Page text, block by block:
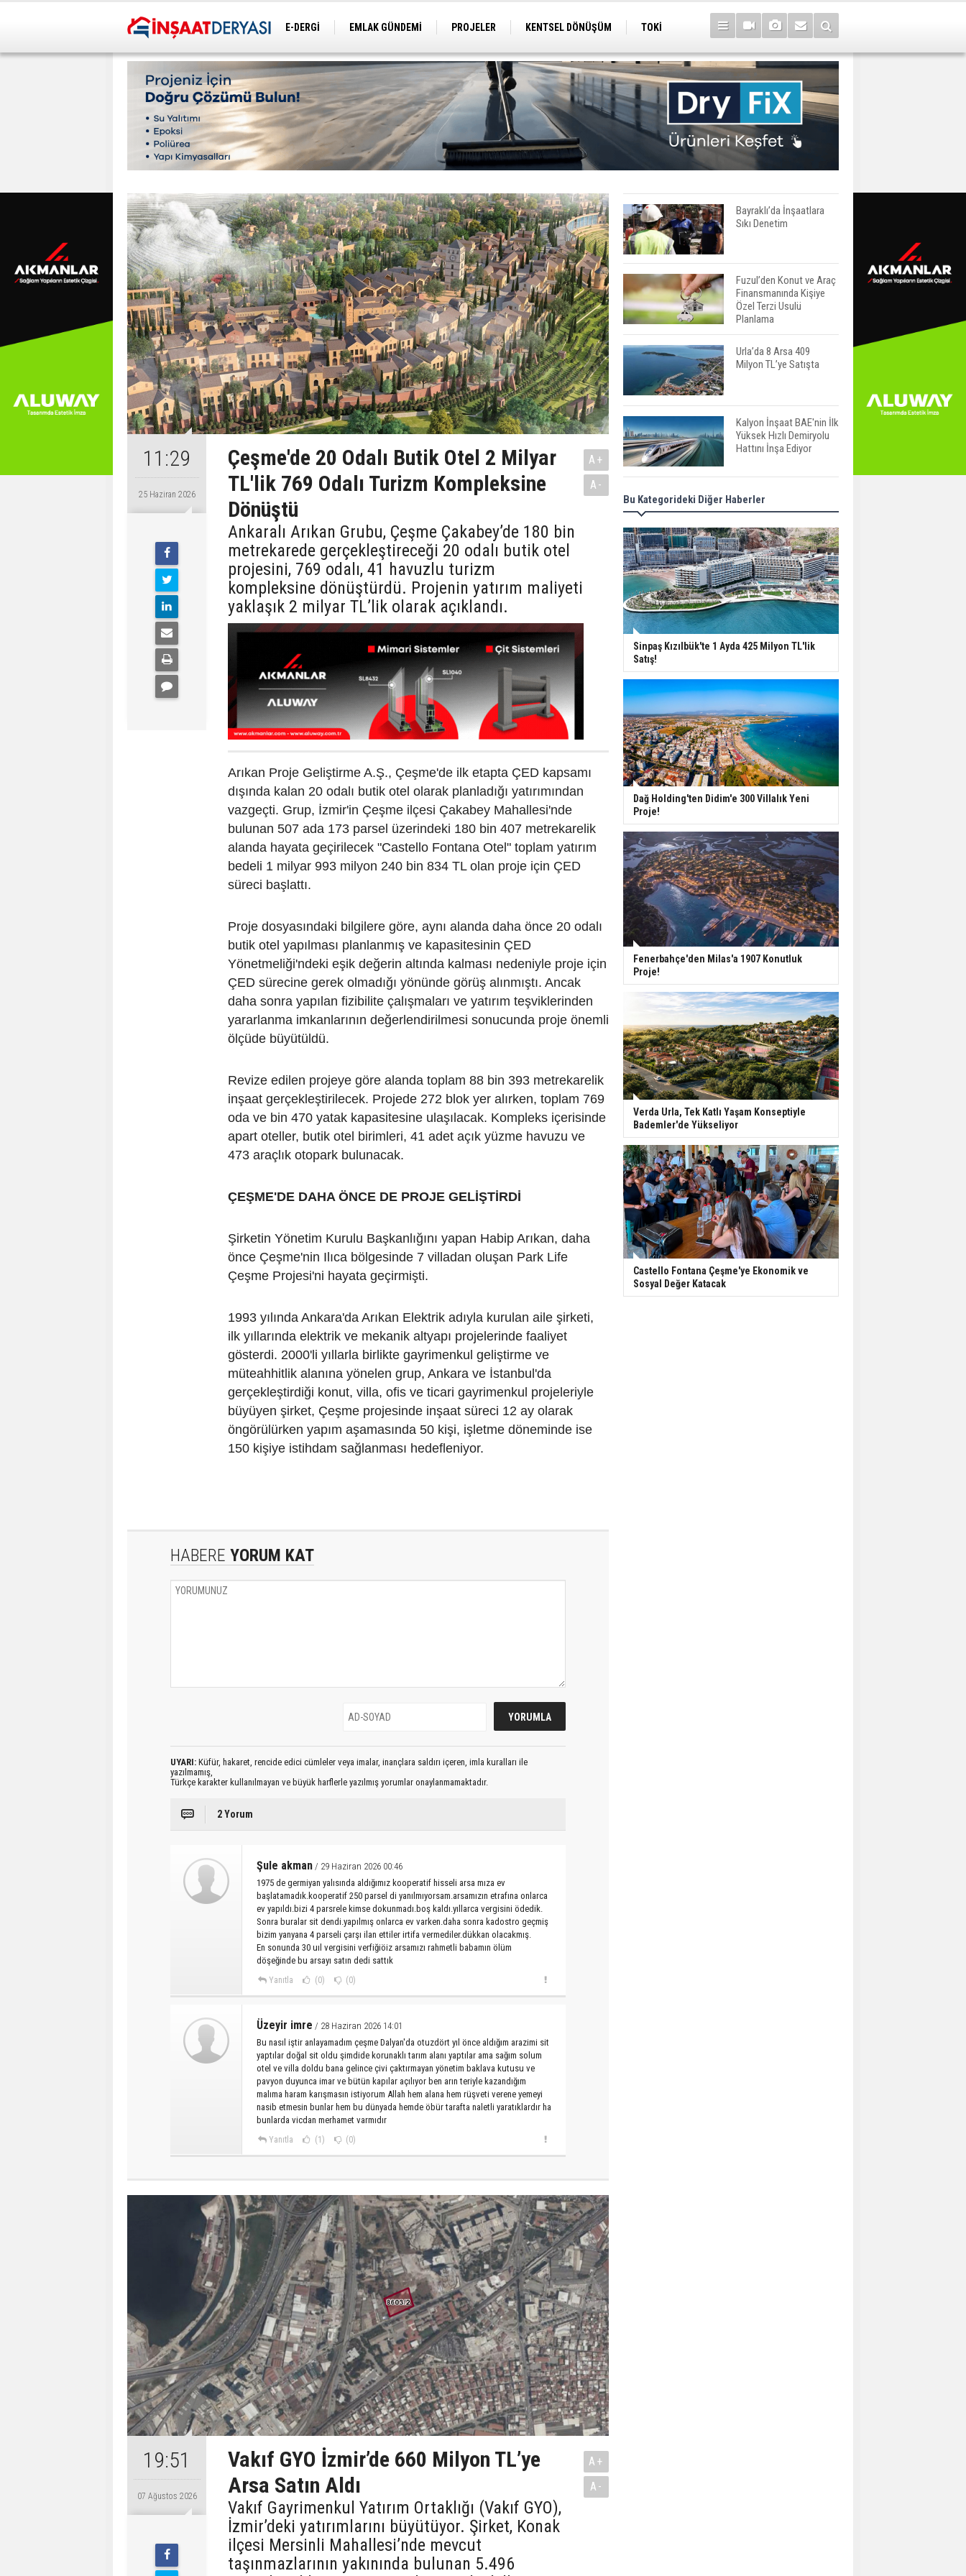
E-DERGİ EMLAK GÜNDEMİ PROJELER KENTSEL DÖNÜŞÜM
TOKİ
11:29
25 Haziran 2026
Çeşme'de 20 Odalı Butik Otel 2 Milyar
TL'lik 769 Odalı Turizm Kompleksine
Dönüştü
Ankaralı Arıkan Grubu, Çeşme Çakabey’de 180 bin
metrekarede gerçekleştireceği 20 odalı butik otel
projesini, 769 odalı, 41 havuzlu turizm
kompleksine dönüştürdü. Projenin yatırım maliyeti
yaklaşık 2 milyar TL’lik olarak açıklandı.
A+
A-
Arıkan Proje Geliştirme A.Ş., Çeşme'de ilk etapta ÇED kapsamı
dışında kalan 20 odalı butik otel olarak planladığı yatırımından
vazgeçti. Grup, İzmir'in Çeşme ilçesi Çakabey Mahallesi'nde
bulunan 507 ada 173 parsel üzerindeki 180 bin 407 metrekarelik
alanda hayata geçirilecek "Castello Fontana Otel" toplam yatırım
bedeli 1 milyar 993 milyon 240 bin 834 TL olan proje için ÇED
süreci başlattı.
Proje dosyasındaki bilgilere göre, aynı alanda daha önce 20 odalı
butik otel yapılması planlanmış ve kapasitesinin ÇED
Yönetmeliği'ndeki eşik değerin altında kalması nedeniyle proje için
ÇED sürecine gerek olmadığı yönünde görüş alınmıştı. Ancak
daha sonra yapılan fizibilite çalışmaları ve yatırım teşviklerinden
yararlanma imkanlarının değerlendirilmesi sonucunda proje önemli
ölçüde büyütüldü.
Revize edilen projeye göre alanda toplam 88 bin 393 metrekarelik
inşaat gerçekleştirilecek. Projede 272 blok yer alırken, toplam 769
oda ve bin 470 yatak kapasitesine ulaşılacak. Kompleks içerisinde
apart oteller, butik otel birimleri, 41 adet açık yüzme havuzu ve
473 araçlık otopark bulunacak.
ÇEŞME'DE DAHA ÖNCE DE PROJE GELİŞTİRDİ
Şirketin Yönetim Kurulu Başkanlığını yapan Habip Arıkan, daha
önce Çeşme'nin Ilıca bölgesinde 7 villadan oluşan Park Life
Çeşme Projesi'ni hayata geçirmişti.
1993 yılında Ankara'da Arıkan Elektrik adıyla kurulan aile şirketi,
ilk yıllarında elektrik ve mekanik altyapı projelerinde faaliyet
gösterdi. 2000'li yıllarla birlikte gayrimenkul geliştirme ve
müteahhitlik alanına yönelen grup, Ankara ve İstanbul'da
gerçekleştirdiği konut, villa, ofis ve ticari gayrimenkul projeleriyle
büyüyen şirket, Çeşme projesinde inşaat süreci 12 ay olarak
öngörülürken yapım aşamasında 50 kişi, işletme döneminde ise
150 kişiye istihdam sağlanması hedefleniyor.
HABERE YORUM KAT
UYARI: Küfür, hakaret, rencide edici cümleler veya imalar, inançlara saldırı içeren, imla kuralları ile
yazılmamış,
Türkçe karakter kullanılmayan ve büyük harflerle yazılmış yorumlar onaylanmamaktadır.
2 Yorum
Şule akman / 29 Haziran 2026 00:46
1975 de germiyan yalısında aldığımız kooperatif hisseli arsa mıza ev
başlatamadık.kooperatif 250 parsel di yanılmıyorsam.arsamızın etrafına onlarca
ev yapıldı.bizi 4 parsrele kimse dokunmadı.boş kaldı.yıllarca vergisini ödedik.
Sonra buralar sit dendi.yapılmış onlarca ev varken.daha sonra kadostro geçmiş
bizim yanyana 4 parseli çarşı ilan ettiler irtifa vermediler.dükkan olacakmış.
En sonunda 30 uıl vergisini verfiğiöiz arsamızı rahmetli babamın ölüm
döşeğinde bu arsayı satın dedi sattık
Yanıtla (0) (0)
Üzeyir imre / 28 Haziran 2026 14:01
Bu nasıl iştir anlayamadım çeşme Dalyan'da otuzdört yıl önce aldığım arazimi sit
yaptılar doğal sit oldu şimdide korunaklı tarım alanı yaptılar ama sağım solum
otel ve villa doldu bana gelince çivi çaktırmayan yönetim baklava kutusu ve
pavyon duyunca imar ve bütün kapılar açılıyor ben arın teriyle kazandığım
malıma haram karışmasın istiyorum Allah hem alana hem rüşveti verene yemeyi
nasib etmesin bunlar hem bu dünyada hemde öbür tarafta naletli yaratıklardır ha
bunlarda vicdan merhamet varmıdır
Yanıtla (1) (0)
19:51
07 Ağustos 2026
Vakıf GYO İzmir’de 660 Milyon TL’ye
Arsa Satın Aldı
Vakıf Gayrimenkul Yatırım Ortaklığı (Vakıf GYO),
İzmir’deki yatırımlarını büyütüyor. Şirket, Konak
ilçesi Mersinli Mahallesi’nde mevcut
taşınmazlarının yakınında bulunan 5.496
A+
A-
Bayraklı’da İnşaatlara
Sıkı Denetim
Fuzul’den Konut ve Araç
Finansmanında Kişiye
Özel Terzi Usulü
Planlama
Urla’da 8 Arsa 409
Milyon TL’ye Satışta
Kalyon İnşaat BAE'nin İlk
Yüksek Hızlı Demiryolu
Hattını İnşa Ediyor
ABD'de Konut Kredisi
Faizi Son Bir Yılın En
TOKİ 51 İlde 540 Konut
ve İş Yerini Satışa
Sunuyor
Yatırımcıların Bina Tercihi
Değişiyor: Dijital Altyapı
TOKİ'nin Kiralık Sosyal
Konut Modeli Kiraları
Düşürür Mü?
İkinci El Konut Fiyatları
Yüzde 16,2 Arttı
Konut Satışları Güçlü
Seyrini Korudu Yabancıya
Satış Geriledi
Bu Kategorideki Diğer Haberler
Sinpaş Kızılbük'te 1 Ayda 425 Milyon TL'lik
Satış!
Dağ Holding'ten Didim'e 300 Villalık Yeni
Proje!
Fenerbahçe'den Milas'a 1907 Konutluk
Proje!
Verda Urla, Tek Katlı Yaşam Konseptiyle
Bademler'de Yükseliyor
Castello Fontana Çeşme'ye Ekonomik ve
Sosyal Değer Katacak